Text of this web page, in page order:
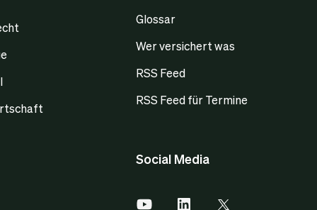
Glossar
Wer versichert was
RSS Feed
RSS Feed für Termine
Social Media